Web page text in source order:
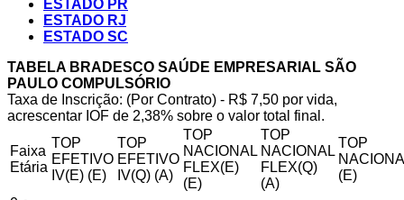
ESTADO PR
ESTADO RJ
ESTADO SC
TABELA BRADESCO SAÚDE EMPRESARIAL SÃO
PAULO COMPULSÓRIO
Taxa de Inscrição: (Por Contrato) - R$ 7,50 por vida,
acrescentar IOF de 2,38% sobre o valor total final.
Faixa
Etária
TOP
EFETIVO
IV(E) (E)
TOP
EFETIVO
IV(Q) (A)
TOP
NACIONAL
FLEX(E)
(E)
TOP
NACIONAL
FLEX(Q)
(A)
TOP
(E)